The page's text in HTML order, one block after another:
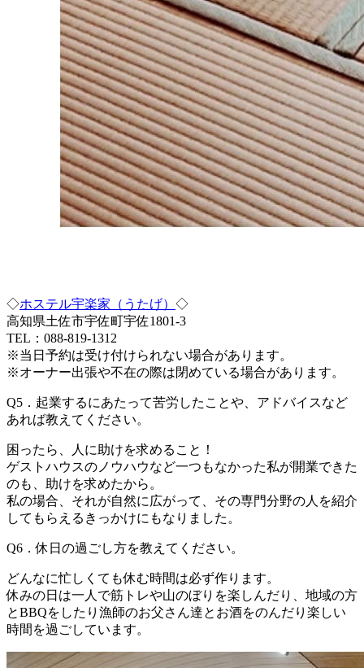
◇ホステル宇楽家（うたげ） ◇
高知県土佐市宇佐町宇佐1801-3
TEL：088-819-1312
※当日予約は受け付けられない場合があります。
※オーナー出張や不在の際は閉めている場合があります。
Q5．起業するにあたって苦労したことや、アドバイスなど
あれば教えてください。
困ったら、人に助けを求めること！
ゲストハウスのノウハウなど一つもなかった私が開業できた
のも、助けを求めたから。
私の場合、それが自然に広がって、その専門分野の人を紹介
してもらえるきっかけにもなりました。
Q6．休日の過ごし方を教えてください。
どんなに忙しくても休む時間は必ず作ります。
休みの日は一人で筋トレや山のぼりを楽しんだり、地域の方
とBBQをしたり漁師のお父さん達とお酒をのんだり楽しい
時間を過ごしています。